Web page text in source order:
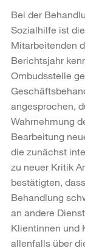
Bei der
Sozialhilfe ist
Mitarbeitenden
Berichtsjahr
Ombudsstelle
angesprochen,
Wahrnehmung
Bearbeitung
die zunächst
zu neuer Kritik
bestätigten,
Behandlung
an andere
Klientinnen und
allenfalls über